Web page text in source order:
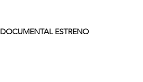
DOCUMENTAL ESTRENO